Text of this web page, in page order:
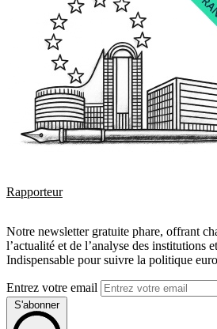
Rapporteur
Notre newsletter gratuite phare, offrant
l’actualité et de l’analyse des institutions
Indispensable pour suivre la politique
Entrez votre email
S'abonner